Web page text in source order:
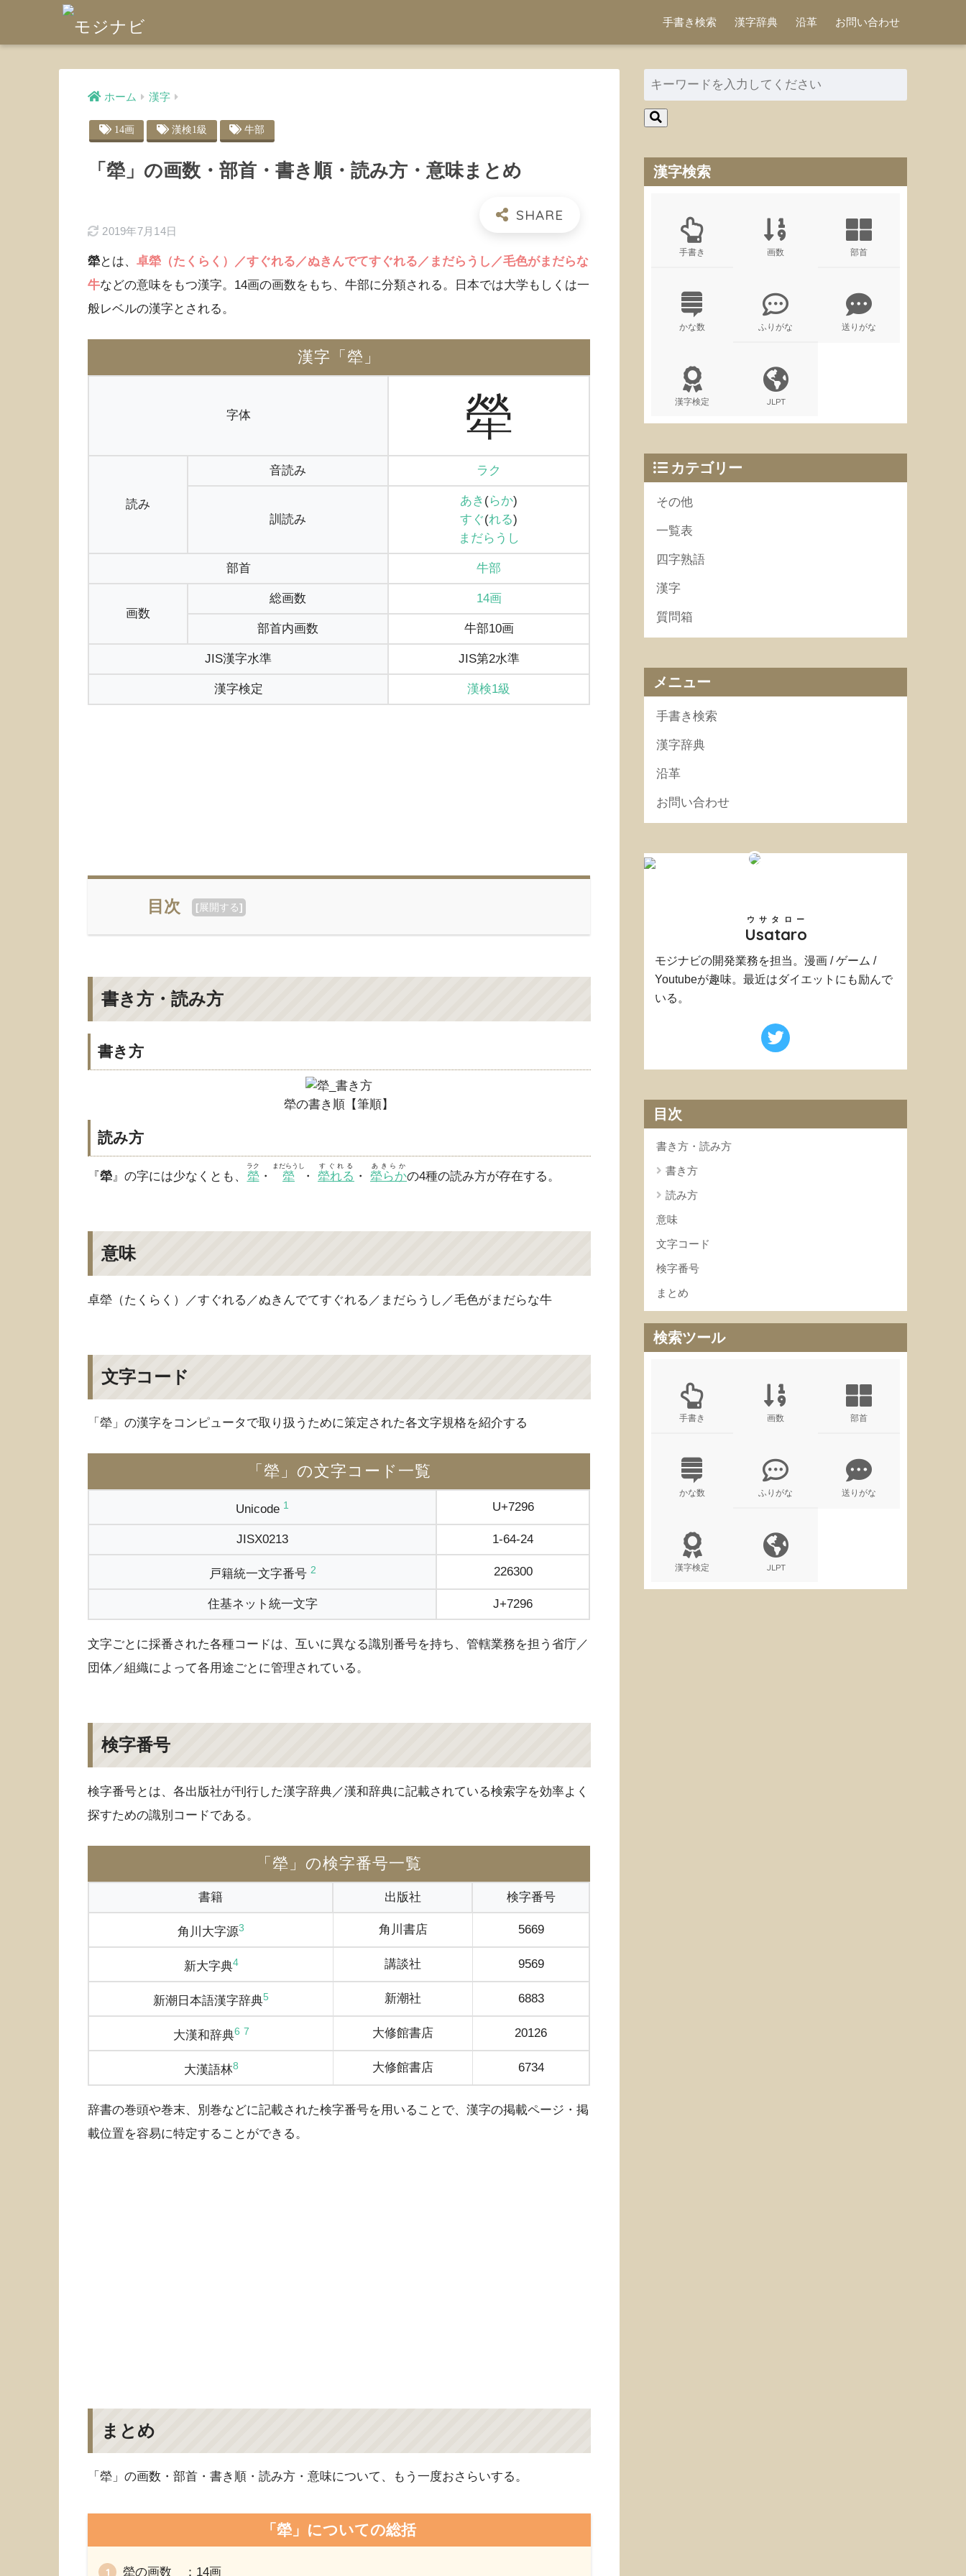
手書き検索 漢字辞典 沿革 お問い合わせ
ホーム 漢字
14画 漢検1級 牛部
「犖」の画数・部首・書き順・読み方・意味まとめ
2019年7月14日
犖とは、 卓犖（たくらく）／すぐれる／ぬきんでてすぐれる／まだらうし／毛色がまだらな
牛などの意味をもつ漢字。14画の画数をもち、牛部に分類される。日本では大学もしくは一
般レベルの漢字とされる。
漢字「犖」
字体 犖
読み
音読み ラク
訓読み
あき (らか)
すぐ(れる)
まだらうし
部首 牛部
画数
総画数 14画
部首内画数 牛部10画
JIS漢字水準 JIS第2水準
漢字検定 漢検1級
目次 [展開する]
書き方・読み方
書き方
犖の書き順【筆順】
読み方
『犖』の字には少なくとも、 犖
ラク
・ 犖
まだらうし
・ 犖れる
すぐれる
・ 犖らか
あきらか
の4種の読み方が存在する。
意味
卓犖（たくらく）／すぐれる／ぬきんでてすぐれる／まだらうし／毛色がまだらな牛
文字コード
「犖」の漢字をコンピュータで取り扱うために策定された各文字規格を紹介する
「犖」の文字コード一覧
Unicode 1 U+7296
JISX0213 1-64-24
戸籍統一文字番号 2 226300
住基ネット統一文字 J+7296
文字ごとに採番された各種コードは、互いに異なる識別番号を持ち、管轄業務を担う省庁／
団体／組織によって各用途ごとに管理されている。
検字番号
検字番号とは、各出版社が刊行した漢字辞典／漢和辞典に記載されている検索字を効率よく
探すための識別コードである。
「犖」の検字番号一覧
書籍 出版社 検字番号
角川大字源3 角川書店 5669
新大字典4 講談社 9569
新潮日本語漢字辞典5 新潮社 6883
大漢和辞典6 7 大修館書店 20126
大漢語林8 大修館書店 6734
辞書の巻頭や巻末、別巻などに記載された検字番号を用いることで、漢字の掲載ページ・掲
載位置を容易に特定することができる。
まとめ
「犖」の画数・部首・書き順・読み方・意味について、もう一度おさらいする。
「犖」についての総括
犖の画数 ：14画
漢字検索
手書き 画数 部首
かな数 ふりがな 送りがな
漢字検定 JLPT
カテゴリー
その他
一覧表
四字熟語
漢字
質問箱
メニュー
手書き検索
漢字辞典
沿革
お問い合わせ
Usataro
ウサタロー
モジナビの開発業務を担当。漫画 / ゲーム /
Youtubeが趣味。最近はダイエットにも励んで
いる。
目次
書き方・読み方
書き方
読み方
意味
文字コード
検字番号
まとめ
検索ツール
手書き 画数 部首
かな数 ふりがな 送りがな
漢字検定 JLPT